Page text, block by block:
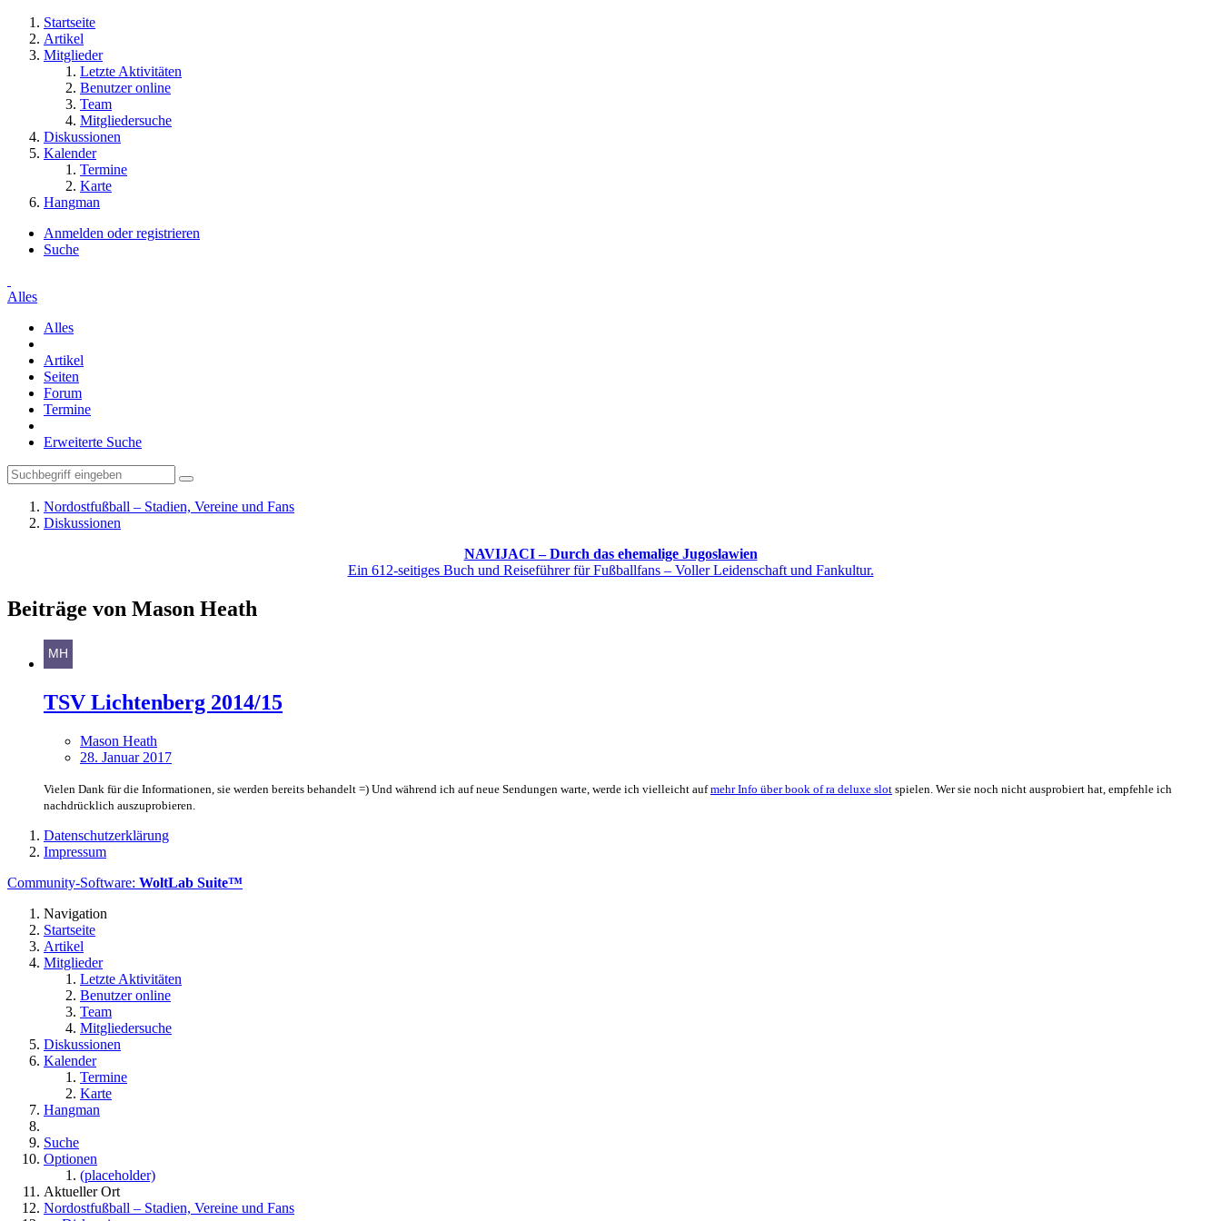
Startseite
Artikel
Mitglieder
Letzte Aktivitäten
Benutzer online
Team
Mitgliedersuche
Diskussionen
Kalender
Termine
Karte
Hangman
Anmelden oder registrieren
Suche
Alles
Alles
Artikel
Seiten
Forum
Termine
Erweiterte Suche
Nordostfußball – Stadien, Vereine und Fans
Diskussionen
NAVIJACI – Durch das ehemalige Jugoslawien
Ein 612-seitiges Buch und Reiseführer für Fußballfans – Voller Leidenschaft und Fankultur.
Beiträge von Mason Heath
TSV Lichtenberg 2014/15
Mason Heath
28. Januar 2017
Vielen Dank für die Informationen, sie werden bereits behandelt =) Und während ich auf neue Sendungen warte, werde ich vielleicht aufmehr Info über book of ra deluxe slot spielen. Wer sie noch nicht ausprobiert hat, empfehle ich
nachdrücklich auszuprobieren.
Datenschutzerklärung
Impressum
Community-Software: WoltLab Suite™
Navigation
Startseite
Artikel
Mitglieder
Letzte Aktivitäten
Benutzer online
Team
Mitgliedersuche
Diskussionen
Kalender
Termine
Karte
Hangman
Suche
Optionen
(placeholder)
Aktueller Ort
Nordostfußball – Stadien, Vereine und Fans